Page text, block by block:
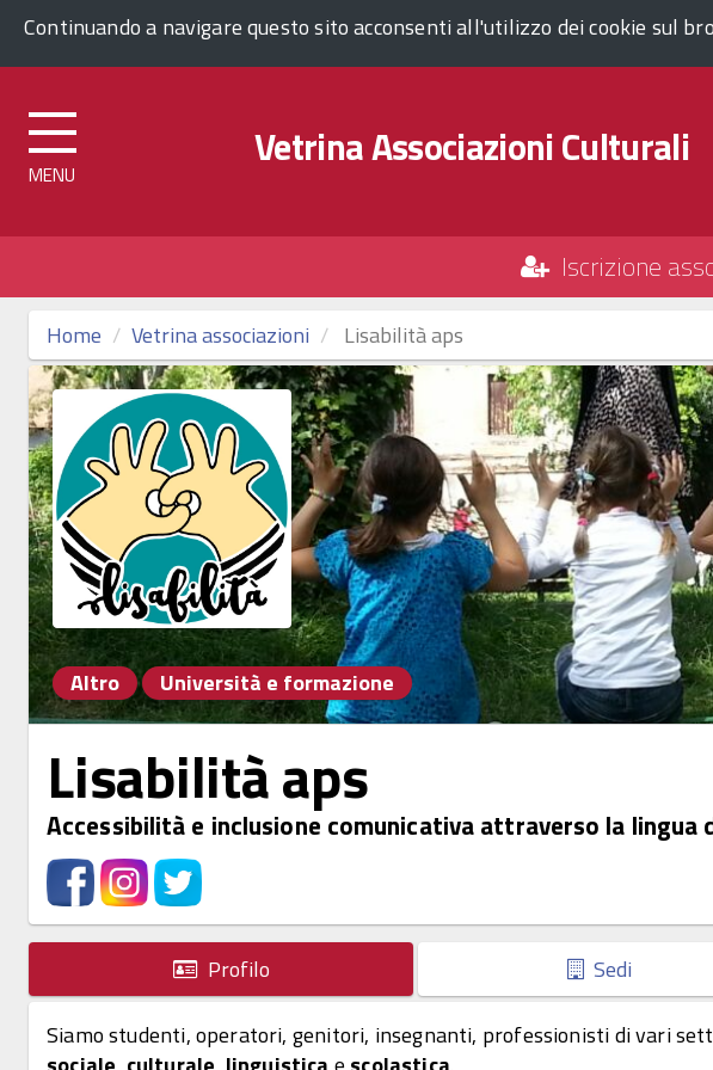
Continuando a navigare questo sito acconsenti all'utilizzo dei cookie sul
Comune di Venezia
Vetrina Associazioni Culturali
menu
Iscrizione
Home Vetrina associazioni Lisabilità aps
Altro Università e formazione
Lisabilità aps
Accessibilità e inclusione comunicativa attraverso la lingua
Profilo Sedi
Siamo studenti, operatori, genitori, insegnanti, professionisti di vari